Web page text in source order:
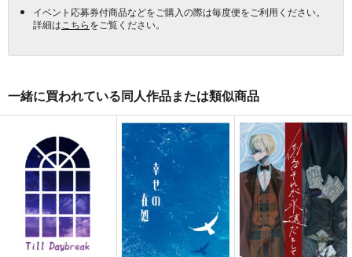
イベント応募券付商品などをご購入の際は毎度便をご利用ください。
詳細は こちらをご覧ください。
一緒に買われている同人作品または類似商品